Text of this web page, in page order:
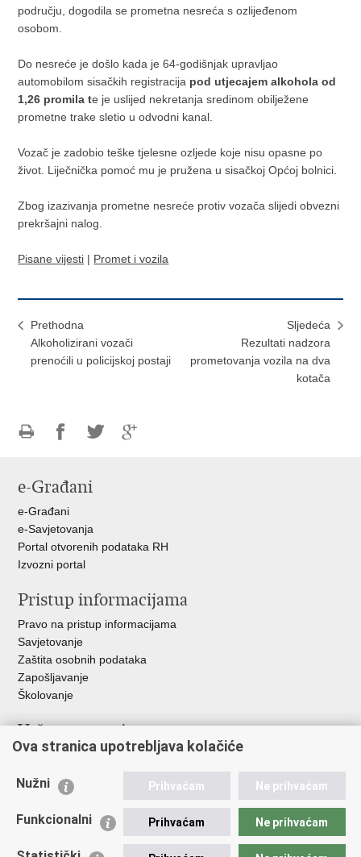
području, dogodila se prometna nesreća s ozlijeđenom
osobom.
Do nesreće je došlo kada je 64-godišnjak upravljao
automobilom sisačkih registracija pod utjecajem alkohola od
1,26 promila te je uslijed nekretanja sredinom obilježene
prometne trake sletio u odvodni kanal.
Vozač je zadobio teške tjelesne ozljede koje nisu opasne po
život. Liječnička pomoć mu je pružena u sisačkoj Općoj bolnici.
Zbog izazivanja prometne nesreće protiv vozača slijedi obvezni
prekršajni nalog.
Pisane vijesti | Promet i vozila
Prethodna
​Alkoholizirani vozači
prenoćili u policijskoj postaji
Sljedeća
Rezultati nadzora
prometovanja vozila na dva
kotača
FacebookuTwitteru
e-Građani
e-Građani
e-Savjetovanja
Portal otvorenih podataka RH
Izvozni portal
Pristup informacijama
Pravo na pristup informacijama
Savjetovanje
Zaštita osobnih podataka
Zapošljavanje
Školovanje
Važne poveznice
Ministarstvo unutarnjih poslova
Udruge
Policijska akademija
Ova stranica upotrebljava kolačiće
Nužni Prihvaćam Ne prihvaćam
Funkcionalni Prihvaćam Ne prihvaćam